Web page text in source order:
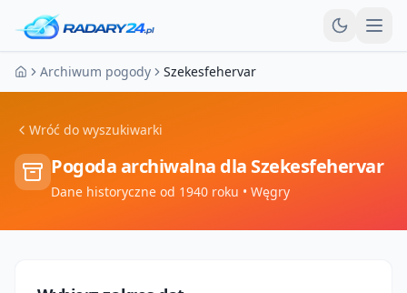
Strona główna
Archiwum pogody Szekesfehervar
Wróć do wyszukiwarki
Pogoda archiwalna dla Szekesfehervar
Dane historyczne od 1940 roku • Węgry